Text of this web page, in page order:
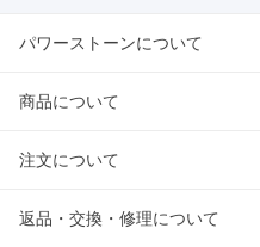
パワーストーンについて
商品について
注文について
返品・交換・修理について